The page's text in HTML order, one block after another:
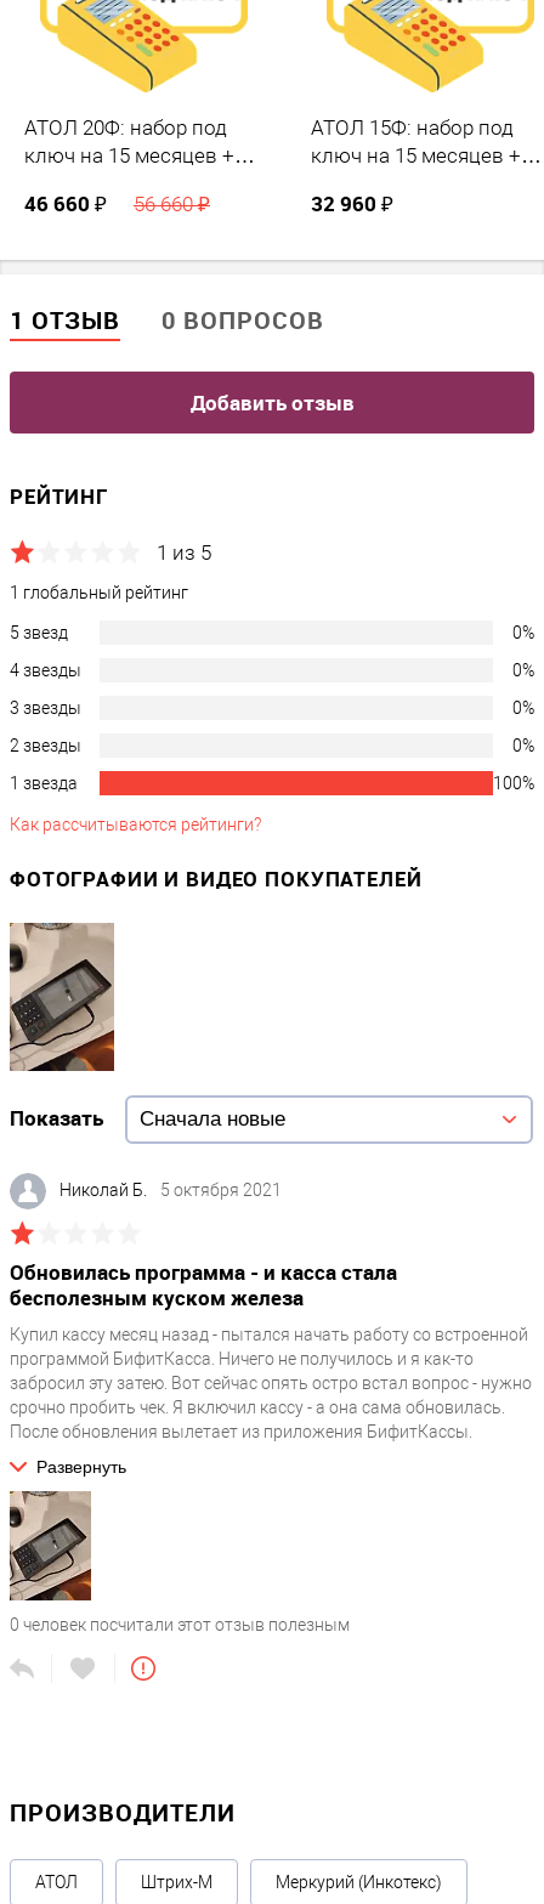
АТОЛ 20Ф: набор под
ключ на 15 месяцев +
46 660 ₽ 56 660 ₽
АТОЛ 15Ф: набор под
ключ на 15 месяцев +
32 960 ₽
1 ОТЗЫВ 0 ВОПРОСОВ
Добавить отзыв
РЕЙТИНГ
1 из 5
1 глобальный рейтинг
5 звезд
0%
4 звезды
0%
3 звезды
0%
2 звезды
0%
1 звезда
100%
Как рассчитываются рейтинги?
ФОТОГРАФИИ И ВИДЕО ПОКУПАТЕЛЕЙ
Показать
Николай Б. 5 октября 2021
Обновилась программа - и касса стала
бесполезным куском железа
Купил кассу месяц назад - пытался начать работу со встроенной
программой БифитКасса. Ничего не получилось и я как-то
забросил эту затею. Вот сейчас опять остро встал вопрос - нужно
срочно пробить чек. Я включил кассу - а она сама обновилась.
После обновления вылетает из приложения БифитКассы.
БифитКасса на этом железе не работает - и чтобы все
заработало мне нужно вести кассу опять в сервис - чтобы
установить старую версию. Я просто в шоке. Касса не работает,
хотя я покупал кассу под ключ!
Развернуть
0 человек посчитали этот отзыв полезным
ПРОИЗВОДИТЕЛИ
АТОЛ Штрих-М Меркурий (Инкотекс)